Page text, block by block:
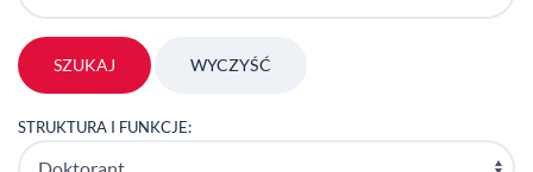
STRUKTURA I FUNKCJE: